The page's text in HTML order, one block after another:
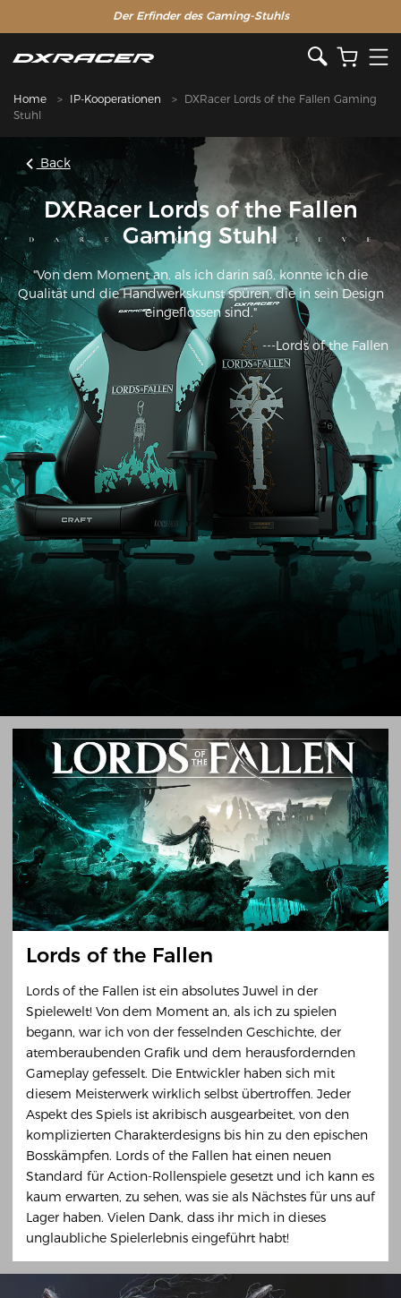
Der Erfinder des Gaming-Stuhls
Home IP-Kooperationen
DXRacer Lords of the Fallen Gaming
Stuhl
Back
DXRacer Lords of the Fallen
Gaming Stuhl
"Von dem Moment an, als ich darin saß, konnte ich die
Qualität und die Handwerkskunst spüren, die in sein Design
eingeflossen sind."
---Lords of the Fallen
Lords of the Fallen
Lords of the Fallen ist ein absolutes Juwel in der
Spielewelt! Von dem Moment an, als ich zu spielen
begann, war ich von der fesselnden Geschichte, der
atemberaubenden Grafik und dem herausfordernden
Gameplay gefesselt. Die Entwickler haben sich mit
diesem Meisterwerk wirklich selbst übertroffen. Jeder
Aspekt des Spiels ist akribisch ausgearbeitet, von den
komplizierten Charakterdesigns bis hin zu den epischen
Bosskämpfen. Lords of the Fallen hat einen neuen
Standard für Action-Rollenspiele gesetzt und ich kann es
kaum erwarten, zu sehen, was sie als Nächstes für uns auf
Lager haben. Vielen Dank, dass ihr mich in dieses
unglaubliche Spielerlebnis eingeführt habt!